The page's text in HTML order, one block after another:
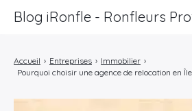
Accueil › Entreprises › Immobilier ›
Pourquoi choisir une agence de relocation en
Blog iRonfle - Ronfleurs
Revue Web